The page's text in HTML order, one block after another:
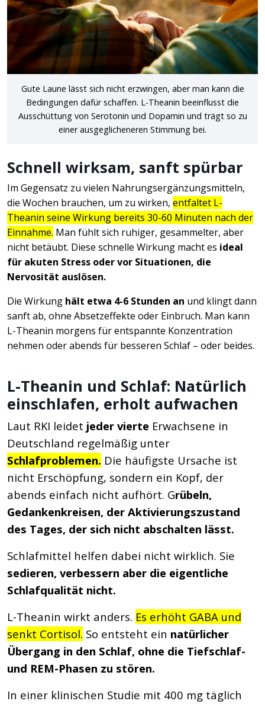
Gute Laune lässt sich nicht erzwingen, aber man kann die
Bedingungen dafür schaffen. L-Theanin beeinflusst die
Ausschüttung von Serotonin und Dopamin und trägt so zu
einer ausgeglicheneren Stimmung bei.
Schnell wirksam, sanft spürbar
Im Gegensatz zu vielen Nahrungsergänzungsmitteln,
die Wochen brauchen, um zu wirken, entfaltet L-
Theanin seine Wirkung bereits 30-60 Minuten nach der
Einnahme. Man fühlt sich ruhiger, gesammelter, aber
nicht betäubt. Diese schnelle Wirkung macht es ideal
für akuten Stress oder vor Situationen, die
Nervosität auslösen.
Die Wirkung hält etwa 4-6 Stunden an und klingt dann
sanft ab, ohne Absetzeffekte oder Einbruch. Man kann
L-Theanin morgens für entspannte Konzentration
nehmen oder abends für besseren Schlaf – oder beides.
L-Theanin und Schlaf: Natürlich
einschlafen, erholt aufwachen
Laut RKI leidet jeder vierte Erwachsene in
Deutschland regelmäßig unter
Schlafproblemen. Die häufigste Ursache ist
nicht Erschöpfung, sondern ein Kopf, der
abends einfach nicht aufhört. Grübeln,
Gedankenkreisen, der Aktivierungszustand
des Tages, der sich nicht abschalten lässt.
Schlafmittel helfen dabei nicht wirklich. Sie
sedieren, verbessern aber die eigentliche
Schlafqualität nicht.
L-Theanin wirkt anders. Es erhöht GABA und
senkt Cortisol. So entsteht ein natürlicher
Übergang in den Schlaf, ohne die Tiefschlaf-
und REM-Phasen zu stören.
In einer klinischen Studie mit 400 mg täglich